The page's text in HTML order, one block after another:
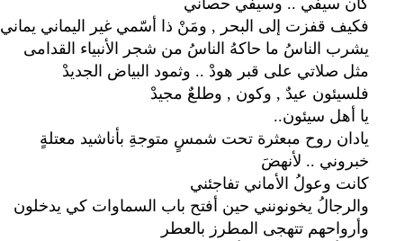
كان سيفي .. وسيفي حصاني
فكيف قفزت إلى البحر , ومَنْ ذا أسّمي غير اليماني يماني
يشرب الناسُ ما حاكهُ الناسُ من شجر الأنبياء القدامى
مثل صلاتي على قبر هودْ .. وثمود البياض الجديدْ
فلسيئون عيدٌ , وكون , وطلعٌ مجيدْ
يا أهل سيئون..
يادان روح مبعثرة تحت شمسٍ متوجةِ بأناشيد معتلةٍ
خبروني .. لأنهضَ
كانت وعولُ الأماني تفاجئني
والرجالُ يخونونني حين أفتح باب السماوات كي يدخلون
وأرواحهم تتهجى المطرز بالعطر